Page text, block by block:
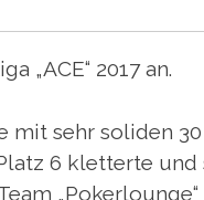
„ACE“ 2017 an.
sehr soliden
6 kletterte und